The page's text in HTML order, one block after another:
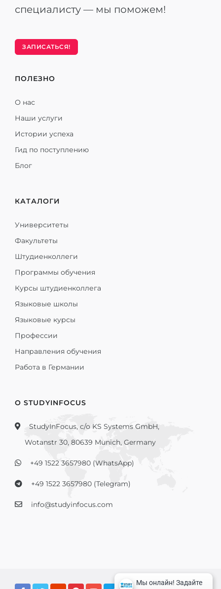
специалисту — мы поможем!
ЗАПИСАТЬСЯ!
ПОЛЕЗНО
О нас
Наши услуги
Истории успеха
Гид по поступлению
Блог
КАТАЛОГИ
Университеты
Факультеты
Штудиенколлеги
Программы обучения
Курсы штудиенколлега
Языковые школы
Языковые курсы
Профессии
Направления обучения
Работа в Германии
О STUDYINFOCUS
StudyInFocus, c/o KS Systems GmbH,
Wotanstr 30, 80639 Munich, Germany
+49 1522 3657980 (WhatsApp)
+49 1522 3657980 (Telegram)
info@studyinfocus.com